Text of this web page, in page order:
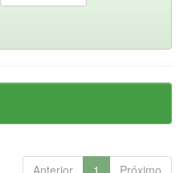
Anterior 1 Próximo